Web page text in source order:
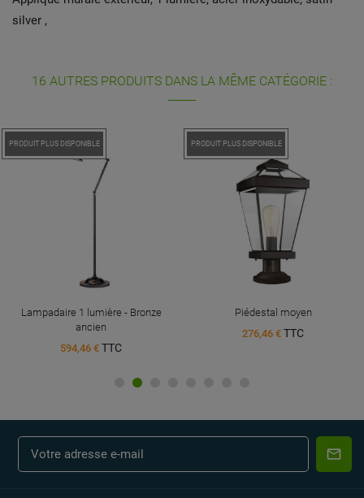
silver ,
16 AUTRES PRODUITS DANS LA MÊME CATÉGORIE :
PROMO !
PRODUIT PLUS DISPONIBLE
Lampadaire 1 lumière - Bronze
ancien
594,46 € TTC
PROMO !
PRODUIT PLUS DISPONIBLE
Piédestal moyen
276,46 € TTC